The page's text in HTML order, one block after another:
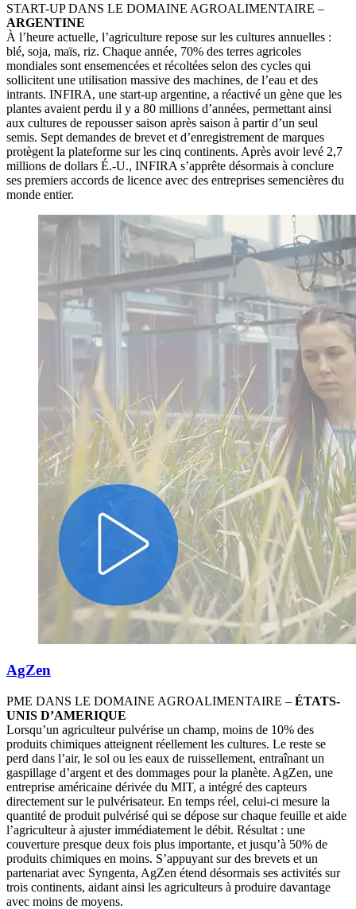
START-UP DANS LE DOMAINE AGROALIMENTAIRE –
ARGENTINE
À l’heure actuelle, l’agriculture repose sur les cultures annuelles :
blé, soja, maïs, riz. Chaque année, 70% des terres agricoles
mondiales sont ensemencées et récoltées selon des cycles qui
sollicitent une utilisation massive des machines, de l’eau et des
intrants. INFIRA, une start-up argentine, a réactivé un gène que les
plantes avaient perdu il y a 80 millions d’années, permettant ainsi
aux cultures de repousser saison après saison à partir d’un seul
semis. Sept demandes de brevet et d’enregistrement de marques
protègent la plateforme sur les cinq continents. Après avoir levé 2,7
millions de dollars É.-U., INFIRA s’apprête désormais à conclure
ses premiers accords de licence avec des entreprises semencières du
monde entier.
AgZen
PME DANS LE DOMAINE AGROALIMENTAIRE – ÉTATS-
UNIS D’AMERIQUE
Lorsqu’un agriculteur pulvérise un champ, moins de 10% des
produits chimiques atteignent réellement les cultures. Le reste se
perd dans l’air, le sol ou les eaux de ruissellement, entraînant un
gaspillage d’argent et des dommages pour la planète. AgZen, une
entreprise américaine dérivée du MIT, a intégré des capteurs
directement sur le pulvérisateur. En temps réel, celui-ci mesure la
quantité de produit pulvérisé qui se dépose sur chaque feuille et aide
l’agriculteur à ajuster immédiatement le débit. Résultat : une
couverture presque deux fois plus importante, et jusqu’à 50% de
produits chimiques en moins. S’appuyant sur des brevets et un
partenariat avec Syngenta, AgZen étend désormais ses activités sur
trois continents, aidant ainsi les agriculteurs à produire davantage
avec moins de moyens.